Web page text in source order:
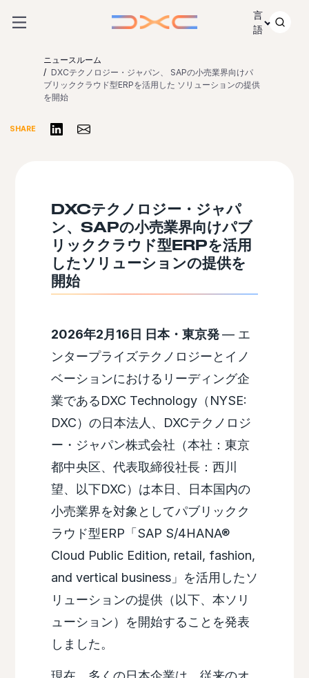
言
語
ニュースルーム
DXCテクノロジー・ジャパン、 SAPの小売業界向けパ
ブリッククラウド型ERPを活用した ソリューションの提供
を開始
SHARE リンクトインで共有する
Share via Email
DXCテクノロジー・ジャパ
ン、SAPの小売業界向けパブ
リッククラウド型ERPを活用
したソリューションの提供を
開始
2026年2月16日 日本・東京発— エ
ンタープライズテクノロジーとイノ
ベーションにおけるリーディング企
業であるDXC Technology（NYSE:
DXC）の日本法人、DXCテクノロジ
ー・ジャパン株式会社（本社：東京
都中央区、代表取締役社長：西川
望、以下DXC）は本日、日本国内の
小売業界を対象としてパブリックク
ラウド型ERP「SAP S/4HANA®
Cloud Public Edition, retail, fashion,
and vertical business」を活用したソ
リューションの提供（以下、本ソリ
ューション）を開始することを発表
しました。